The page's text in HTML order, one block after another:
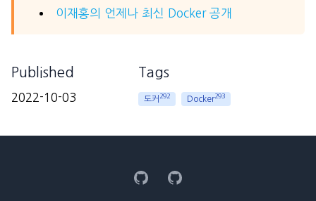
이재홍의 언제나 최신 Docker 공개
Published
2022-10-03
Tags
도커 292 Docker293
GitHub GitHub